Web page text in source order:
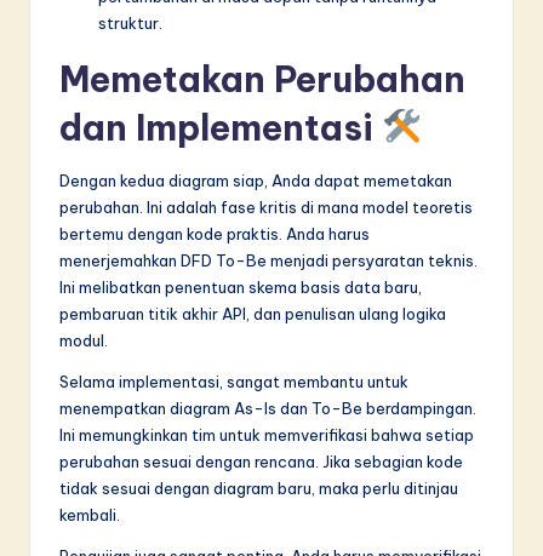
struktur.
Memetakan Perubahan
dan Implementasi
Dengan kedua diagram siap, Anda dapat memetakan
perubahan. Ini adalah fase kritis di mana model teoretis
bertemu dengan kode praktis. Anda harus
menerjemahkan DFD To-Be menjadi persyaratan teknis.
Ini melibatkan penentuan skema basis data baru,
pembaruan titik akhir API, dan penulisan ulang logika
modul.
Selama implementasi, sangat membantu untuk
menempatkan diagram As-Is dan To-Be berdampingan.
Ini memungkinkan tim untuk memverifikasi bahwa setiap
perubahan sesuai dengan rencana. Jika sebagian kode
tidak sesuai dengan diagram baru, maka perlu ditinjau
kembali.